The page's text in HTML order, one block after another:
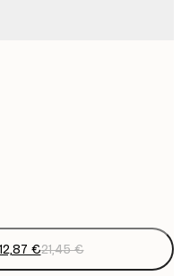
12,87 €21,45 €